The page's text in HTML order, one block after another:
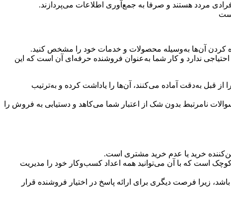
مردد هستند و صرفا به جمع‌آوری اطلاعات می‌پردازند.
کردن آن‌ها به‌وسیله محصولات و خدمات خود را مشخص کنید.
ندارد و کار شما به‌عنوان فروشنده حرفه‌ای آن است که این
قبل به‌دقت آماده می‌کنند، آن‌ها را یاداشت کرده و به‌ترتیب
نامرتبط بدون شک از اعتبار شما می‌کاهد و دستیابی به فروش را
خرید یا عدم خرید مشتری است.
است که با آن می‌توانید همه اعداد کسب‌و‌کار خود را مدیریت
زیرا فرصت دیگری برای ارائه پاسخ در اختیار فروشنده قرار